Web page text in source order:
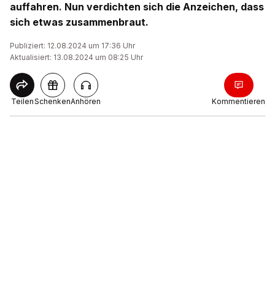
auffahren. Nun verdichten sich die Anzeichen, dass
sich etwas zusammenbraut.
Publiziert: 12.08.2024 um 17:36 Uhr
Aktualisiert: 13.08.2024 um 08:25 Uhr
TeilenSchenkenAnhören Kommentieren